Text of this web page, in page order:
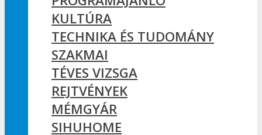
KULTÚRA
TECHNIKA ÉS TUDOMÁNY
SZAKMAI
TÉVES VIZSGA
REJTVÉNYEK
MÉMGYÁR
SIHUHOME